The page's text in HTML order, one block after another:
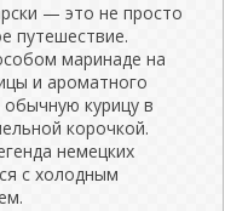
— это не просто
путешествие.
маринаде на
и ароматного
курицу в
корочкой.
немецких
с холодным